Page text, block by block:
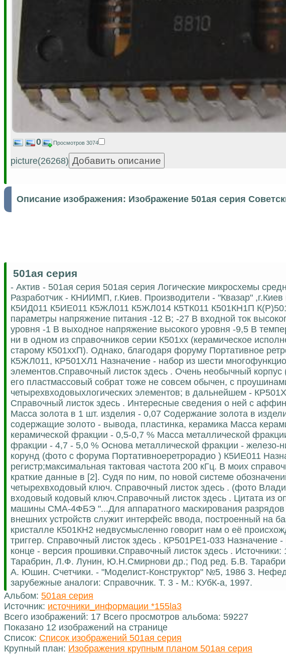
0 Просмотров 3074
picture(26268)
Описание изображения: Изображение 501ая серия
501ая серия
- Актив - 501ая серия 501ая серия Логические микросхемы
Разработчик - КНИИМП, г.Киев. Производители - "Квазар"
К5ИД011 К5ИЕ011 К5ЖЛ011 К5ЖЛ014 К5ТК011 К501КН1П
параметры напряжение питания -12 В; -27 В входной ток
уровня -1 В выходное напряжение высокого уровня -9,5 В
ни в одном из справочников серии К501хх (керамическое
старому К501ххП). Однако, благодаря форуму Портативное
К5ЖЛ011, КР501ХЛ1 Назначение - набор из шести
элементов.Справочный листок здесь . Очень необычный
его пластмассовый собрат тоже не совсем обычен, с
четырехвходовыхлогических элементов; в дальнейшем -
Справочный листок здесь . Интересные сведения о ней с
Масса золота в 1 шт. изделия - 0,07 Содержание золота в
содержащие золото - вывода, пластинка, керамика Масса
керамической фракции - 0,5-0,7 % Масса металлической
фракции - 4,7 - 5,0 % Основа металлической фракции - железо-
корунд (фото с форума Портативноеретрорадио ) К5ИЕ011
регистр;максимальная тактовая частота 200 кГц. В моих
краткие данные в [2]. Судя по ним, по новой системе
четырехвходовый ключ. Справочный листок здесь . (фото
входовый кодовый ключ.Справочный листок здесь . Цитата из
машины СМА-4ФБЭ "...Для аппаратного маскирования разрядов
внешних устройств служит интерфейс ввода, построенный на
кристалле К501КН2 недвусмысленно говорит нам о её
триггер. Справочный листок здесь . КР501РЕ1-033 Назначение
конце - версия прошивки.Справочный листок здесь .
Тарабрин, Л.Ф. Лунин, Ю.Н.Смирнови др.; Под ред. Б.В.
А. Юшин. Счетчики. - "Моделист-Конструктор" №5, 1986 3.
зарубежные аналоги: Справочник. Т. 3 - М.: КУбК-а, 1997.
Альбом: 501ая серия
Источник: источники_информации *155la3
Всего изображений: 17 Всего просмотров альбома: 59227
Показано 12 изображений на странице
Список: Список изображений 501ая серия
Крупный план: Изображения крупным планом 501ая серия